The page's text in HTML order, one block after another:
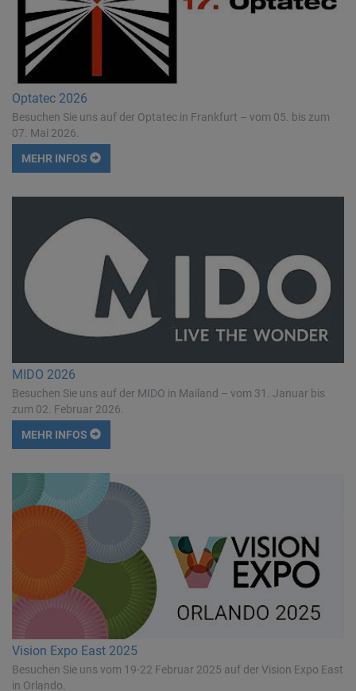
Optatec 2026
Besuchen Sie uns auf der Optatec in Frankfurt – vom 05. bis zum
07. Mai 2026.
MEHR INFOS
MIDO 2026
Besuchen Sie uns auf der MIDO in Mailand – vom 31. Januar bis
zum 02. Februar 2026.
MEHR INFOS
Vision Expo East 2025
Besuchen Sie uns vom 19-22 Februar 2025 auf der Vision Expo East
in Orlando.